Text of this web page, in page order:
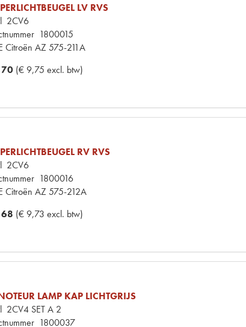
LV RVS
2CV6
1800015
Citroën AZ 575-211A
(€ 9,75 excl. btw)
RV RVS
2CV6
1800016
Citroën AZ 575-212A
(€ 9,73 excl. btw)
LAMP KAP LICHTGRIJS
2CV4 SET A 2
1800037